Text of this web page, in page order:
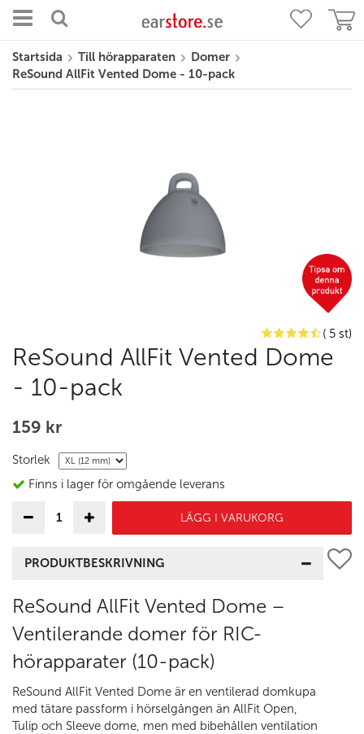
Startsida Till hörapparaten
Domer
ReSound AllFit Vented Dome - 10-pack
( 5 st)
ReSound AllFit Vented Dome
- 10-pack
159 kr
Storlek
Finns i lager för omgående leverans
LÄGG I VARUKORG
PRODUKTBESKRIVNING
ReSound AllFit Vented Dome –
Ventilerande domer för RIC-
hörapparater (10-pack)
ReSound AllFit Vented Dome är en ventilerad domkupa
med tätare passform i hörselgången än AllFit Open,
Tulip och Sleeve dome, men med bibehållen ventilation